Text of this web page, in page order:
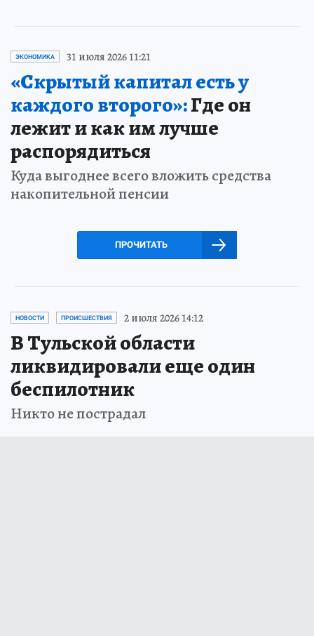
ЭКОНОМИКА 31 июля 2026 11:21
«Скрытый капитал есть у
каждого второго»:Где он
лежит и как им лучше
распорядиться
Куда выгоднее всего вложить средства
накопительной пенсии
ПРОЧИТАТЬ
НОВОСТИ ПРОИСШЕСТВИЯ 2 июля 2026 14:12
В Тульской области
ликвидировали еще один
беспилотник
Никто не пострадал